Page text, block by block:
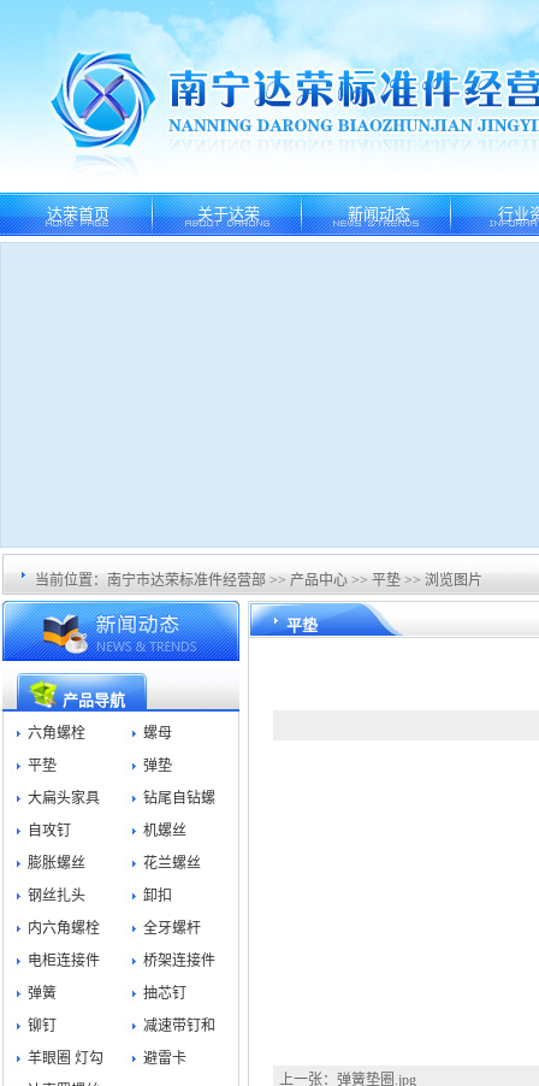
达荣首页 关于达荣 新闻动态 行业
当前位置： 南宁市达荣标准件经营部 >> 产品中心 >> 平垫 >> 浏览图片
产品导航
六角螺栓
螺母
平垫
弹垫
大扁头家具
钻尾自钻螺
自攻钉
机螺丝
膨胀螺丝
花兰螺丝
钢丝扎头
卸扣
内六角螺栓
全牙螺杆
电柜连接件
桥架连接件
弹簧
抽芯钉
铆钉
减速带钉和
羊眼圈 灯勾
避雷卡
平垫
上一张： 弹簧垫圈.jpg